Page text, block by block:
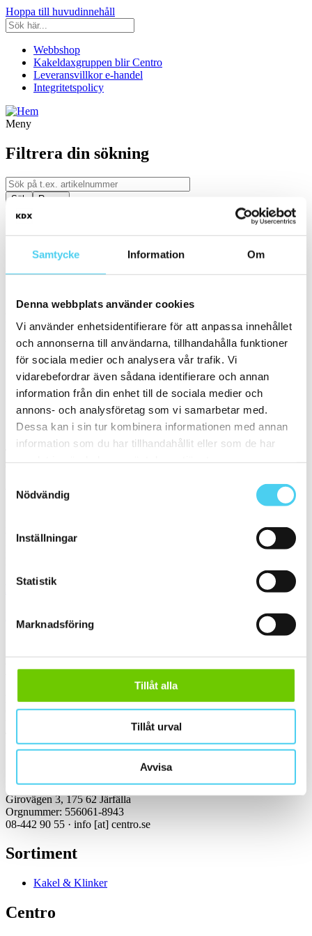
Samtycke Information Om
Denna webbplats använder cookies
Vi använder enhetsidentifierare för att anpassa innehållet
och annonserna till användarna, tillhandahålla funktioner
för sociala medier och analysera vår trafik. Vi
vidarebefordrar även sådana identifierare och annan
information från din enhet till de sociala medier och
annons- och analysföretag som vi samarbetar med.
Dessa kan i sin tur kombinera informationen med annan
information som du har tillhandahållit eller som de har
Nödvändig
Inställningar
Statistik
Marknadsföring
Tillåt alla
Tillåt urval
Avvisa
Hoppa till huvudinnehåll
Webbshop
Kakeldaxgruppen blir Centro
Leveransvillkor e-handel
Integritetspolicy
Meny
Filtrera din sökning
Kategori
Ställ in filter:Kategori
Välj en eller flera serier:
Fox
Marmoker
Sortera
eller gör om din sökning.
Webbshop
brett utbud till riktigt bra priser.
Med över 30 år i branschen är vi experter på allt inom kakel och
Kakel & klinker
Kontakt
Kundservice Konsument
Öppettider:
Mejl:info[at]centro.se
Centro Kakel & Klinker AB
Girovägen 3, 175 62 Järfälla
Orgnummer: 556061-8943
08-442 90 55 · info [at] centro.se
Sortiment
Kakel & Klinker
Centro